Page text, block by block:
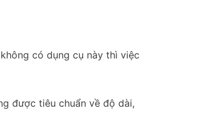
có dụng cụ này thì việc
được tiêu chuẩn về độ dài,